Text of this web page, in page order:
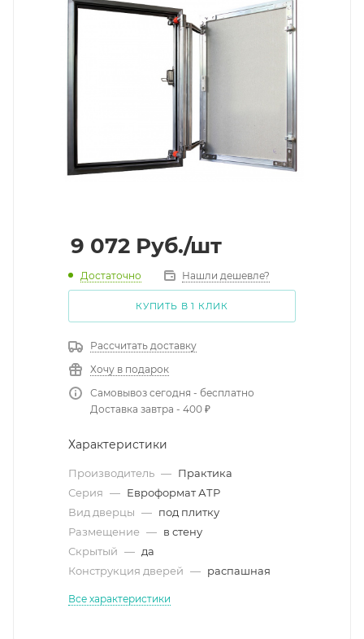
9 072 Руб./шт
Достаточно Нашли дешевле?
КУПИТЬ В 1 КЛИК
Рассчитать доставку
Хочу в подарок
Самовывоз сегодня - бесплатно
Доставка завтра - 400 ₽
Характеристики
Производитель — Практика
Серия — Евроформат АТР
Вид дверцы — под плитку
Размещение — в стену
Скрытый — да
Конструкция дверей — распашная
Все характеристики